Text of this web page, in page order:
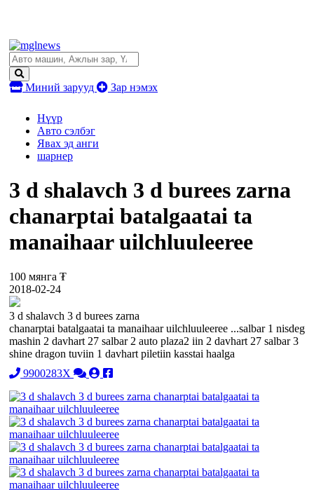
Миний зарууд Зар нэмэх
Нүүр
Авто сэлбэг
Явах эд анги
шарнер
3 d shalavch 3 d burees zarna
chanarptai batalgaatai ta
manaihaar uilchluuleeree
100 мянга ₮
2018-02-24
3 d shalavch 3 d burees zarna
chanarptai batalgaatai ta manaihaar uilchluuleeree ...salbar 1 nisdeg
mashin 2 davhart 27 salbar 2 auto plaza2 iin 2 davhart 27 salbar 3
shine dragon tuviin 1 davhart piletiin kasstai haalga
9900283X